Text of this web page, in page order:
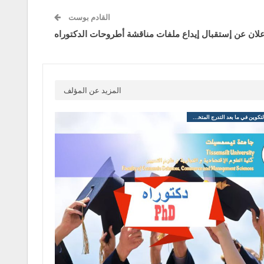
القادم بوست
عن إستقبال إيداع ملفات مناقشة أطروحات الدكتوراه
المزيد عن المؤلف
@التكوين في ما بعد التدرج المتخصص